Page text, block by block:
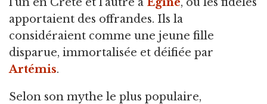
apportaient des offrandes. Ils la
considéraient comme une jeune fille
disparue, immortalisée et déifiée par
Artémis.
Selon son mythe le plus populaire,